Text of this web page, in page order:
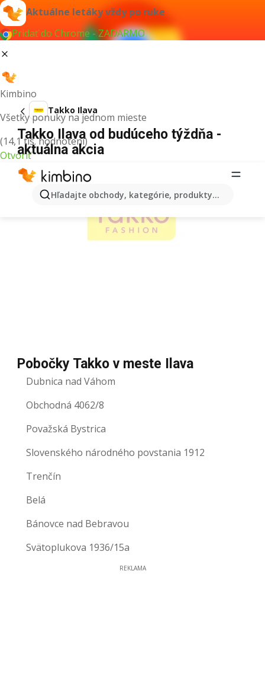
Aktuálne letáky vždy po ruke
Pridať do Chrome - ZADARMO
Kimbino
Všetky ponuky na jednom mieste
(14,1 tis. hodnotení)
Otvoriť
Hľadajte obchody, kategórie, produkty...
Takko Ilava
Takko Ilava od budúceho týždňa -
aktuálna akcia
Pobočky Takko v meste Ilava
Dubnica nad Váhom
Obchodná 4062/8
Považská Bystrica
Slovenského národného povstania 1912
Trenčín
Belá
Bánovce nad Bebravou
Svätoplukova 1936/15a
REKLAMA